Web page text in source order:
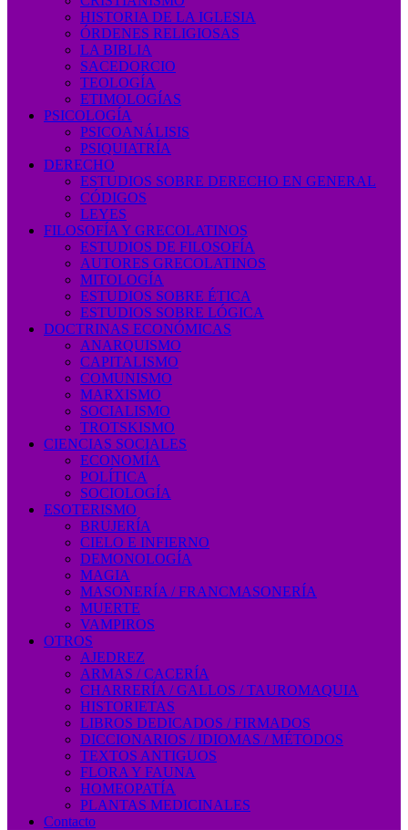
HISTORIA DE LA IGLESIA
ÓRDENES RELIGIOSAS
LA BIBLIA
SACEDORCIO
TEOLOGÍA
ETIMOLOGÍAS
PSICOLOGÍA
PSICOANÁLISIS
PSIQUIATRÍA
DERECHO
ESTUDIOS SOBRE DERECHO EN GENERAL
CÓDIGOS
LEYES
FILOSOFÍA Y GRECOLATINOS
ESTUDIOS DE FILOSOFÍA
AUTORES GRECOLATINOS
MITOLOGÍA
ESTUDIOS SOBRE ÉTICA
ESTUDIOS SOBRE LÓGICA
DOCTRINAS ECONÓMICAS
ANARQUISMO
CAPITALISMO
COMUNISMO
MARXISMO
SOCIALISMO
TROTSKISMO
CIENCIAS SOCIALES
ECONOMÍA
POLÍTICA
SOCIOLOGÍA
ESOTERISMO
BRUJERÍA
CIELO E INFIERNO
DEMONOLOGÍA
MAGIA
MASONERÍA / FRANCMASONERÍA
MUERTE
VAMPIROS
OTROS
AJEDREZ
ARMAS / CACERÍA
CHARRERÍA / GALLOS / TAUROMAQUIA
HISTORIETAS
LIBROS DEDICADOS / FIRMADOS
DICCIONARIOS / IDIOMAS / MÉTODOS
TEXTOS ANTIGUOS
FLORA Y FAUNA
HOMEOPATÍA
PLANTAS MEDICINALES
Contacto